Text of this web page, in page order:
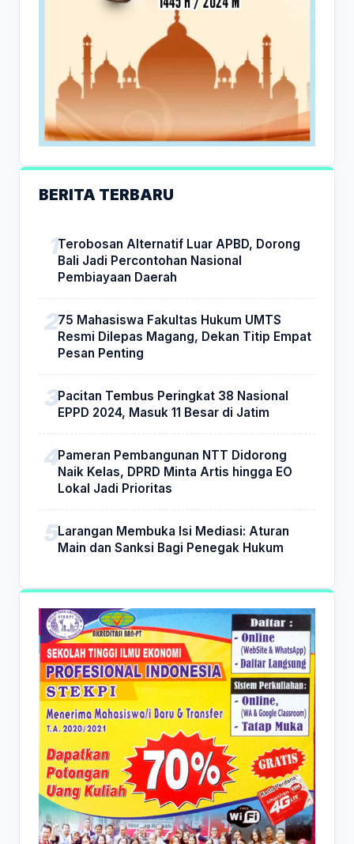
BERITA TERBARU
Terobosan Alternatif Luar APBD, Dorong
Bali Jadi Percontohan Nasional
Pembiayaan Daerah
75 Mahasiswa Fakultas Hukum UMTS
Resmi Dilepas Magang, Dekan Titip Empat
Pesan Penting
Pacitan Tembus Peringkat 38 Nasional
EPPD 2024, Masuk 11 Besar di Jatim
Pameran Pembangunan NTT Didorong
Naik Kelas, DPRD Minta Artis hingga EO
Lokal Jadi Prioritas
Larangan Membuka Isi Mediasi: Aturan
Main dan Sanksi Bagi Penegak Hukum